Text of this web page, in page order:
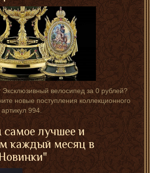
Эксклюзивный велосипед за 0 рублей?
новые поступления коллекционного
994.
лучшее и
каждый месяц в